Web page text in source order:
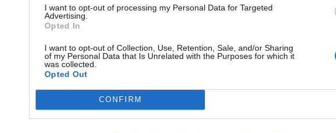
I want to opt-out of processing my Personal Data for Targeted
Advertising.
Opted In
I want to opt-out of Collection, Use, Retention, Sale, and/or Sharing
of my Personal Data that Is Unrelated with the Purposes for which it
was collected.
Opted Out
CONFIRM
Ποια
400
και
το E-Radio.gr και στο Instagram